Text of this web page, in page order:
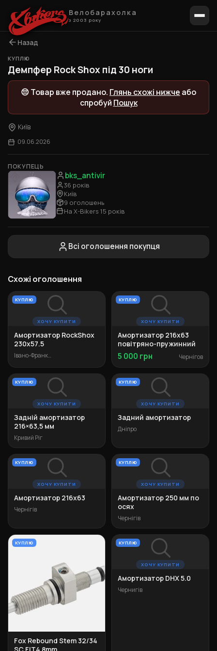
Велобарахолка
з 2003 року
Назад
КУПЛЮ
Демпфер Rock Shox під 30 ноги
😔 Товар вже продано. Глянь схожі нижче або
спробуй Пошук
Київ
09.06.2026
ПОКУПЕЦЬ
bks_antivir
36 років
Київ
9 оголошень
На X-Bikers 15 років
Всі оголошення покупця
Схожі оголошення
ХОЧУ КУПИТИ
КУПЛЮ
Амортизатор RockShox
230x57.5
Івано-Франківськ
ХОЧУ КУПИТИ
КУПЛЮ
Амортизатор 216x63
повітряно-пружинний
5 000 грн Чернігов
ХОЧУ КУПИТИ
КУПЛЮ
Задній амортизатор
216×63,5 мм
Кривий Ріг
ХОЧУ КУПИТИ
КУПЛЮ
Задний амортизатор
Дніпро
ХОЧУ КУПИТИ
КУПЛЮ
Амортизатор 216х63
Чернігів
ХОЧУ КУПИТИ
КУПЛЮ
Амортизатор 250 мм по
осях
Чернігів
КУПЛЮ
Fox Rebound Stem 32/34
ХОЧУ КУПИТИ
КУПЛЮ
Амортизатор DHX 5.0
Чернигів